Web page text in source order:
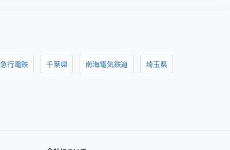
行電鉄 千葉県 南海電気鉄道 埼玉県